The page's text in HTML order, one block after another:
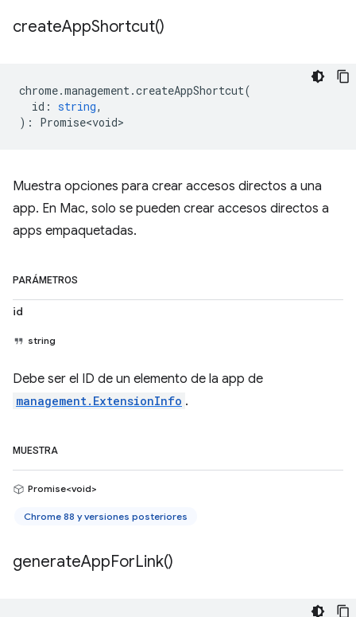
createAppShortcut()
chrome.management.createAppShortcut(
id : string,
) : Promise<void>
Muestra opciones para crear accesos directos a una
app. En Mac, solo se pueden crear accesos directos a
apps empaquetadas.
PARÁMETROS
id
string
Debe ser el ID de un elemento de la app de
management.ExtensionInfo .
MUESTRA
Promise<void>
Chrome 88 y versiones posteriores
generateAppForLink()